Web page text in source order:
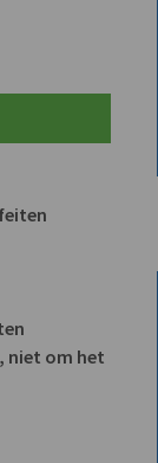
niet om het